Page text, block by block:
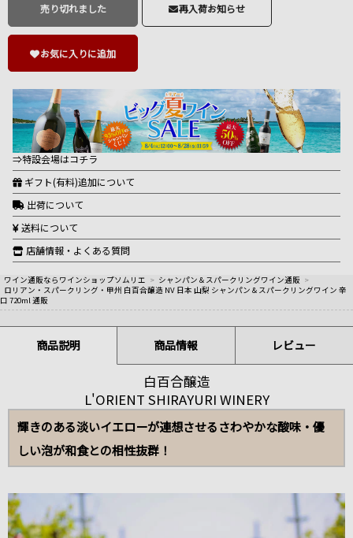
売り切れました 再入荷お知らせ
お気に入りに追加
⇒特設会場はコチラ
ギフト(有料)追加について
出荷について
送料について
店舗情報・よくある質問
ワイン通販ならワインショップソムリエ > シャンパン＆スパークリングワイン通販 >
ロリアン・スパークリング・甲州 白百合醸造 NV 日本 山梨 シャンパン＆スパークリングワイン 辛
口 720ml 通販
商品説明 商品情報 レビュー
白百合醸造
L'ORIENT SHIRAYURI WINERY
輝きのある淡いイエローが連想させるさわやかな酸味・優
しい泡が和食との相性抜群！